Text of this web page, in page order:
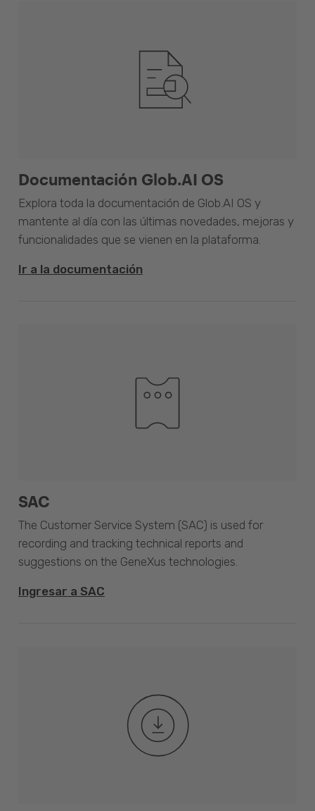
Documentación Glob.AI OS
Explora toda la documentación de Glob.AI OS y
mantente al día con las últimas novedades, mejoras y
funcionalidades que se vienen en la plataforma.
Ir a la documentación
SAC
The Customer Service System (SAC) is used for
recording and tracking technical reports and
suggestions on the GeneXus technologies.
Ingresar a SAC